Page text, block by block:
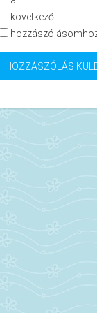
következő